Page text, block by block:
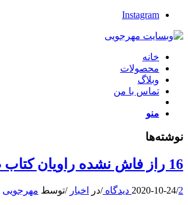
Instagram
خانه
محصولات
وبلاگ
تماس با من
منو
نوشته‌ها
16 راز فاش نشده راویان کتاب صوتی
2020-10-24/2 دیدگاه /در اخبار /توسط مهرجویی